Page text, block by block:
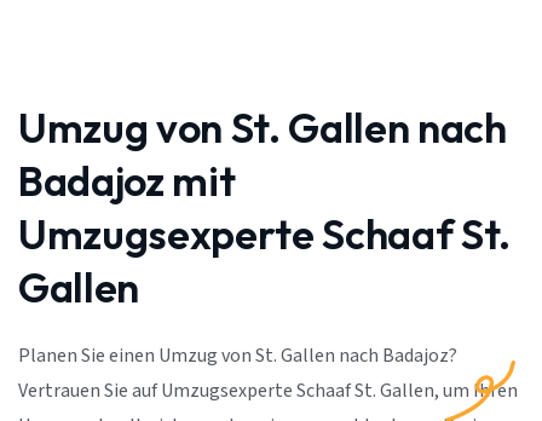
Umzug von St. Gallen nach
Badajoz mit
Umzugsexperte Schaaf St.
Gallen
Planen Sie einen Umzug von St. Gallen nach Badajoz?
Vertrauen Sie auf Umzugsexperte Schaaf St. Gallen, um Ihren